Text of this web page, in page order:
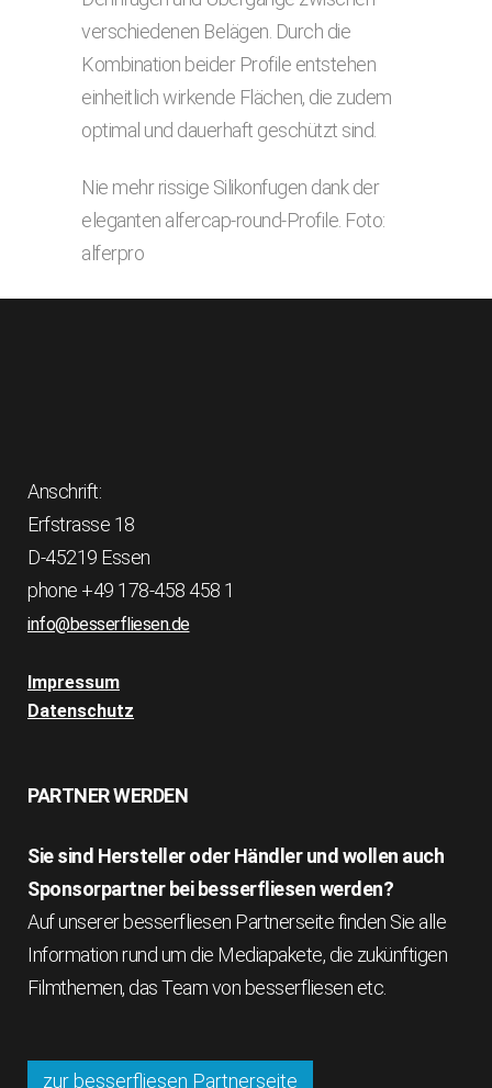
verschiedenen Belägen. Durch die
Kombination beider Profile entstehen
einheitlich wirkende Flächen, die zudem
optimal und dauerhaft geschützt sind.
Nie mehr rissige Silikonfugen dank der
eleganten alfercap-round-Profile. Foto:
alferpro
Anschrift:
Erfstrasse 18
D-45219 Essen
phone +49 178-458 458 1
info@besserfliesen.de
Impressum
Datenschutz
PARTNER WERDEN
Sie sind Hersteller oder Händler und wollen auch
Sponsorpartner bei besserfliesen werden?
Auf unserer besserfliesen Partnerseite finden Sie alle
Information rund um die Mediapakete, die zukünftigen
Filmthemen, das Team von besserfliesen etc.
zur besserfliesen Partnerseite